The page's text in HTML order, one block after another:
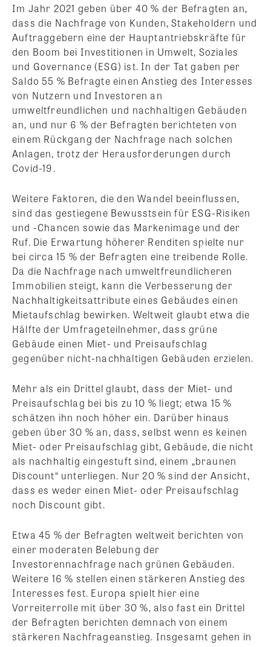
Im Jahr 2021 geben über 40 % der Befragten an,
dass die Nachfrage von Kunden, Stakeholdern und
Auftraggebern eine der Hauptantriebskräfte für
den Boom bei Investitionen in Umwelt, Soziales
und Governance (ESG) ist. In der Tat gaben per
Saldo 55 % Befragte einen Anstieg des Interesses
von Nutzern und Investoren an
umweltfreundlichen und nachhaltigen Gebäuden
an, und nur 6 % der Befragten berichteten von
einem Rückgang der Nachfrage nach solchen
Anlagen, trotz der Herausforderungen durch
Covid-19.
Weitere Faktoren, die den Wandel beeinflussen,
sind das gestiegene Bewusstsein für ESG-Risiken
und -Chancen sowie das Markenimage und der
Ruf. Die Erwartung höherer Renditen spielte nur
bei circa 15 % der Befragten eine treibende Rolle.
Da die Nachfrage nach umweltfreundlicheren
Immobilien steigt, kann die Verbesserung der
Nachhaltigkeitsattribute eines Gebäudes einen
Mietaufschlag bewirken. Weltweit glaubt etwa die
Hälfte der Umfrageteilnehmer, dass grüne
Gebäude einen Miet- und Preisaufschlag
gegenüber nicht-nachhaltigen Gebäuden erzielen.
Mehr als ein Drittel glaubt, dass der Miet- und
Preisaufschlag bei bis zu 10 % liegt; etwa 15 %
schätzen ihn noch höher ein. Darüber hinaus
geben über 30 % an, dass, selbst wenn es keinen
Miet- oder Preisaufschlag gibt, Gebäude, die nicht
als nachhaltig eingestuft sind, einem „braunen
Discount“ unterliegen. Nur 20 % sind der Ansicht,
dass es weder einen Miet- oder Preisaufschlag
noch Discount gibt.
Etwa 45 % der Befragten weltweit berichten von
einer moderaten Belebung der
Investorennachfrage nach grünen Gebäuden.
Weitere 16 % stellen einen stärkeren Anstieg des
Interesses fest. Europa spielt hier eine
Vorreiterrolle mit über 30 %, also fast ein Drittel
der Befragten berichten demnach von einem
stärkeren Nachfrageanstieg. Insgesamt gehen in